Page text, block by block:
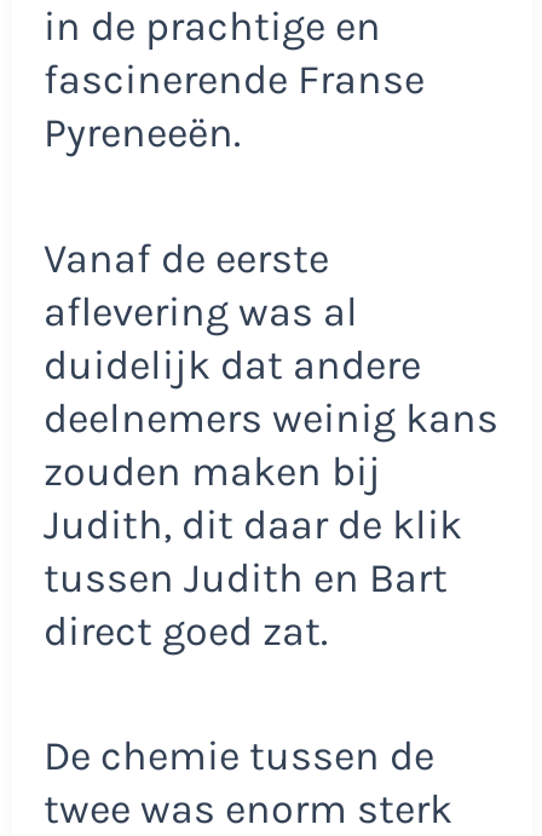
in de prachtige en
fascinerende Franse
Pyreneeën.
Vanaf de eerste
aflevering was al
duidelijk dat andere
deelnemers weinig kans
zouden maken bij
Judith, dit daar de klik
tussen Judith en Bart
direct goed zat.
De chemie tussen de
twee was enorm sterk